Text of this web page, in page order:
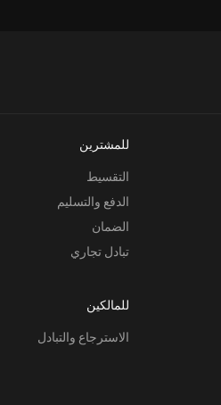
للمشترين
التقسيط
الدفع والتسليم
الضمان
تبادل تجاري
للمالكين
الاسترجاع والتبادل